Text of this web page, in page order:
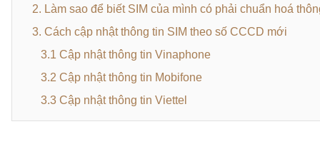
2. Làm sao để biết SIM của mình có phải chuẩn hoá
3. Cách cập nhật thông tin SIM theo số CCCD mới
3.1 Cập nhật thông tin Vinaphone
3.2 Cập nhật thông tin Mobifone
3.3 Cập nhật thông tin Viettel